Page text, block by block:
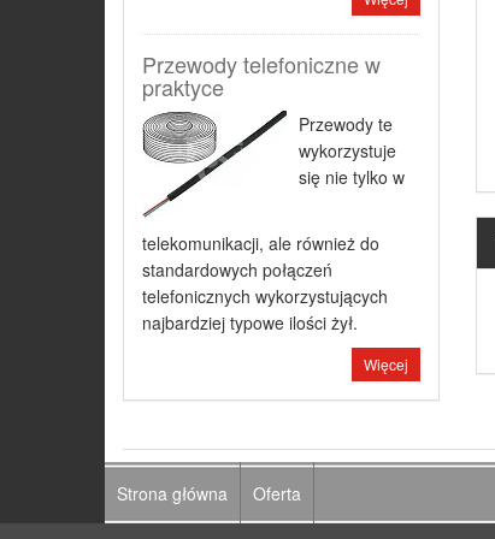
Przewody telefoniczne w
praktyce
Przewody te
wykorzystuje
się nie tylko w
telekomunikacji, ale również do
standardowych połączeń
telefonicznych wykorzystujących
najbardziej typowe ilości żył.
Więcej
Strona główna Oferta